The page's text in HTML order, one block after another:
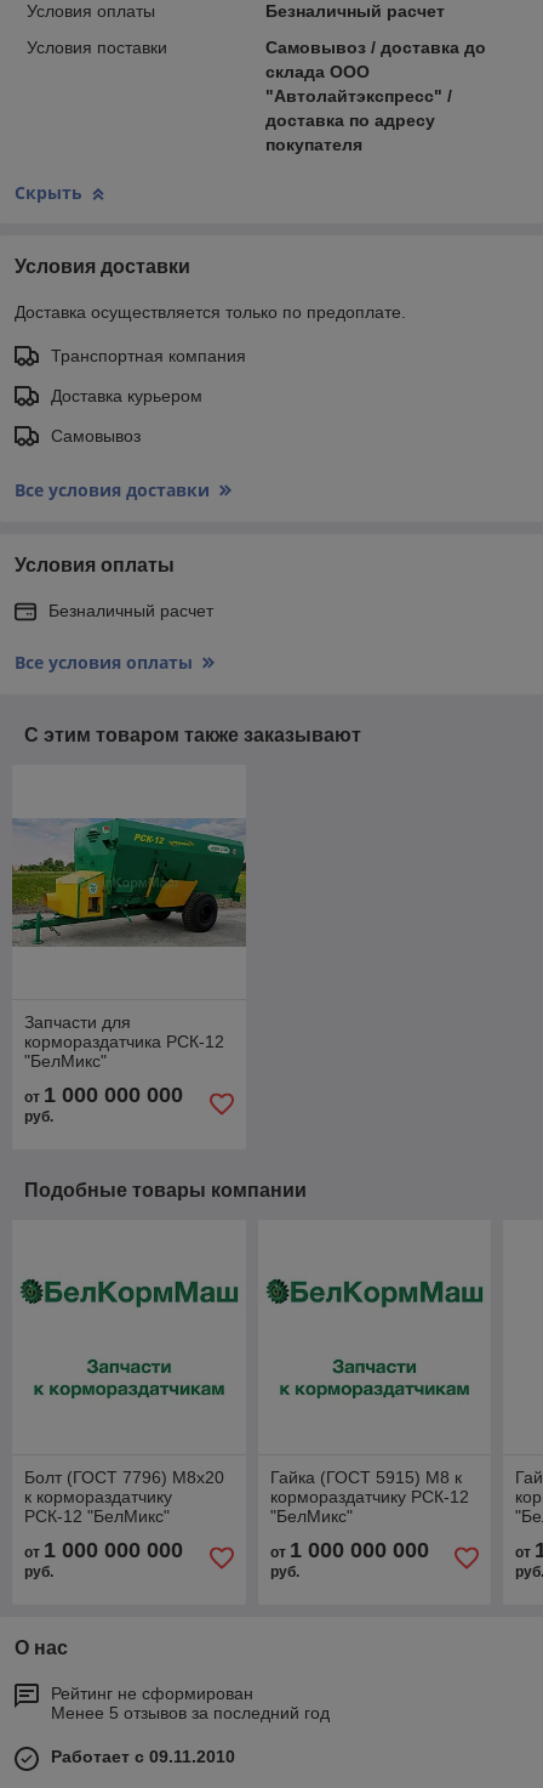
Условия оплаты
Безналичный расчет
Условия поставки
Самовывоз / доставка до
склада ООО
"Автолайтэкспресс" /
доставка по адресу
покупателя
Скрыть
Условия доставки
Доставка осуществляется только по предоплате.
Транспортная компания
Доставка курьером
Самовывоз
Все условия доставки
Условия оплаты
Безналичный расчет
Все условия оплаты
С этим товаром также заказывают
Запчасти для
кормораздатчика РСК-12
"БелМикс"
от 1 000 000 000
руб.
Подобные товары компании
Болт (ГОСТ 7796) М8х20
к кормораздатчику
РСК-12 "БелМикс"
от 1 000 000 000
руб.
Гайка (ГОСТ 5915) М8 к
кормораздатчику РСК-12
"БелМикс"
от 1 000 000 000
руб.
от
О нас
Рейтинг не сформирован
Менее 5 отзывов за последний год
Работает с 09.11.2010